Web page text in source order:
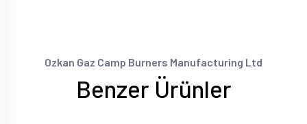
Ozkan Gaz Camp Burners Manufacturing Ltd
Benzer Ürünler